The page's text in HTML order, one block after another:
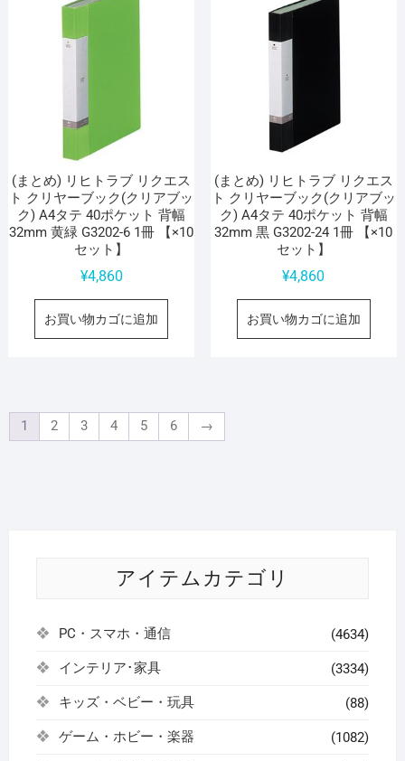
(まとめ) リヒトラブ リクエス
ト クリヤーブック(クリアブッ
ク) A4タテ 40ポケット 背幅
32mm 黄緑 G3202-6 1冊 【×10
セット】
¥4,860
お買い物カゴに追加
(まとめ) リヒトラブ リクエス
ト クリヤーブック(クリアブッ
ク) A4タテ 40ポケット 背幅
32mm 黒 G3202-24 1冊 【×10
セット】
¥4,860
お買い物カゴに追加
1 2 3 4 5 6 →
アイテムカテゴリ
PC・スマホ・通信 (4634)
インテリア･家具 (3334)
キッズ・ベビー・玩具 (88)
ゲーム・ホビー・楽器 (1082)